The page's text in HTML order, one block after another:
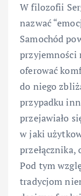
W filozofii
nazwać
Samochód
przyjemności
oferować
do niego
przypadku
przejawiało
w jaki
Pod tym
tradycjom